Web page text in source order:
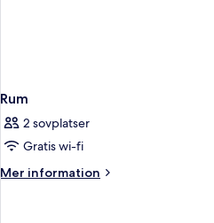
Rum
2 sovplatser
Gratis wi-fi
Mer information
Mer